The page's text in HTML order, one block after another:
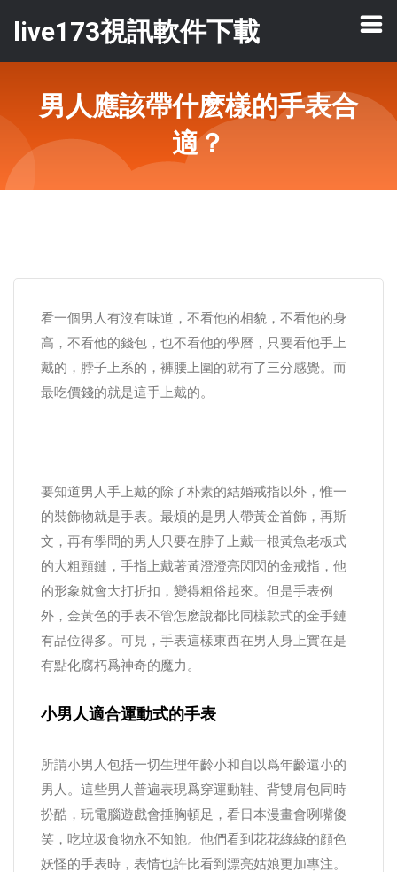
live173視訊軟件下載
男人應該帶什麽樣的手表合
適？
看一個男人有沒有味道，不看他的相貌，不看他的身
高，不看他的錢包，也不看他的學曆，只要看他手上
戴的，脖子上系的，褲腰上圍的就有了三分感覺。而
最吃價錢的就是這手上戴的。
要知道男人手上戴的除了朴素的結婚戒指以外，惟一
的裝飾物就是手表。最煩的是男人帶黃金首飾，再斯
文，再有學問的男人只要在脖子上戴一根黃魚老板式
的大粗頸鏈，手指上戴著黃澄澄亮閃閃的金戒指，他
的形象就會大打折扣，變得粗俗起來。但是手表例
外，金黃色的手表不管怎麽說都比同樣款式的金手鏈
有品位得多。可見，手表這樣東西在男人身上實在是
有點化腐朽爲神奇的魔力。
小男人適合運動式的手表
所謂小男人包括一切生理年齡小和自以爲年齡還小的
男人。這些男人普遍表現爲穿運動鞋、背雙肩包同時
扮酷，玩電腦遊戲會捶胸頓足，看日本漫畫會咧嘴傻
笑，吃垃圾食物永不知飽。他們看到花花綠綠的顔色
妖怪的手表時，表情也許比看到漂亮姑娘更加專注。